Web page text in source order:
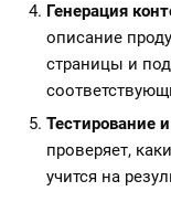
Генерация
описание
страницы и
Тестирование
проверяет,
учится на